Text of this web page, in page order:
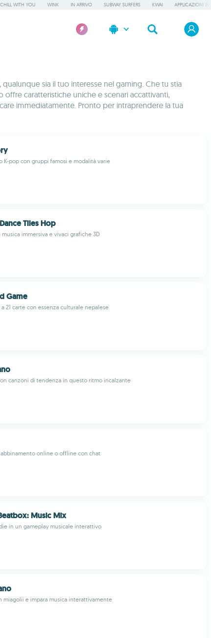
CHILL WITH YOU WINK IN ARRIVO SUBWAY SURFERS KWAI APPLICAZIONI IN
sia il tuo interesse nel gaming. Che tu stia
caratteristiche uniche e scenari accattivanti,
immediatamente. Pronto per intraprendere la tua
K-pop con gruppi famosi e modalità varie
Tiles Hop
immersiva e vivaci grafiche 3D
Game
21 carte con essenza culturale nepalese
canzoni di tendenza in questo ritmo incalzante
online o offline con chat
Music Mix
in un gameplay musicale interattivo
miagolii e impara musica interattivamente